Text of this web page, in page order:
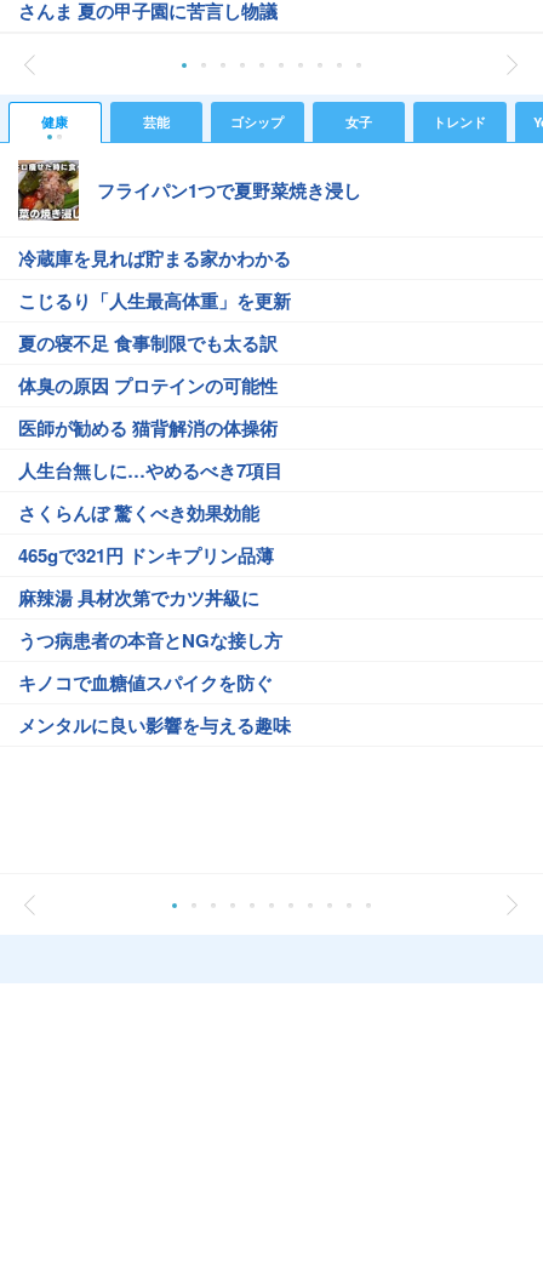
さんま 夏の甲子園に苦言し物議
健康 芸能 ゴシップ 女子 トレンド
フライパン1つで夏野菜焼き浸し
冷蔵庫を見れば貯まる家かわかる
こじるり「人生最高体重」を更新
夏の寝不足 食事制限でも太る訳
体臭の原因 プロテインの可能性
医師が勧める 猫背解消の体操術
人生台無しに…やめるべき7項目
さくらんぼ 驚くべき効果効能
465gで321円 ドンキプリン品薄
麻辣湯 具材次第でカツ丼級に
うつ病患者の本音とNGな接し方
キノコで血糖値スパイクを防ぐ
メンタルに良い影響を与える趣味